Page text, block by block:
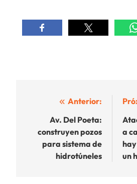
Navegación
entradas
Anterior:
Av. Del Poeta:
construyen pozos
para sistema de
hidrotúneles
a
un